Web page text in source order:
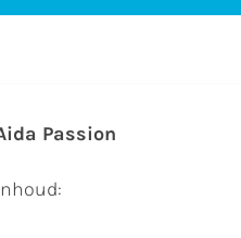
Passion